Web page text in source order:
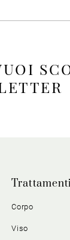
Corpo
Viso